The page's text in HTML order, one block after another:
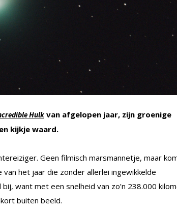
Hulk van afgelopen jaar, zijn groenige
kijkje waard.
Geen filmisch marsmannetje, maar
het jaar die zonder allerlei ingewikkelde
want met een snelheid van zo’n 238.000
buiten beeld.